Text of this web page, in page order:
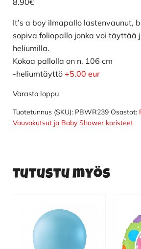
It’s a boy ilmapallo lastenvaunut,
sopiva foliopallo jonka voi täyttää
heliumilla.
Kokoa pallolla on n. 106 cm
-heliumtäyttö +5,00 eur
Varasto loppu
Tuotetunnus (SKU): PBWR239 Osastot:
Vauvakutsut ja Baby Shower koristeet
Tutustu myös